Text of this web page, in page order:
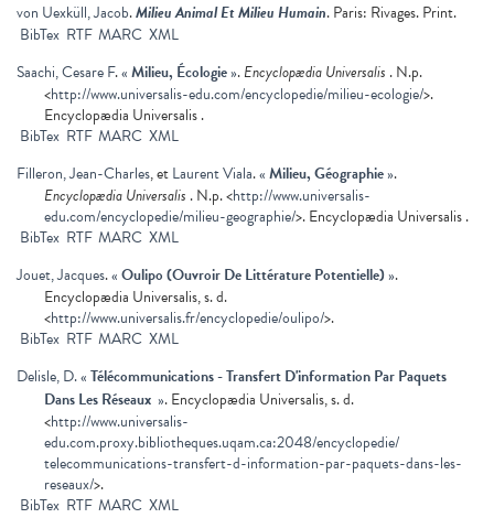
von Uexküll, Jacob.Milieu Animal Et Milieu Humain. Paris: Rivages. Print.
BibTex RTF MARC XML
Saachi, Cesare F.«Milieu, Écologie».Encyclopædia Universalis . N.p.
<http://www.universalis-edu.com/encyclopedie/milieu-ecologie/>.
Encyclopædia Universalis .
BibTex RTF MARC XML
Filleron, Jean-Charles, etLaurent Viala.«Milieu, Géographie».
Encyclopædia Universalis . N.p. <http://www.universalis-
edu.com/encyclopedie/milieu-geographie/>. Encyclopædia Universalis .
BibTex RTF MARC XML
Jouet, Jacques.«Oulipo (Ouvroir De Littérature Potentielle)».
Encyclopædia Universalis, s. d.
<http://www.universalis.fr/encyclopedie/oulipo/>.
BibTex RTF MARC XML
Delisle, D.«Télécommunications - Transfert D'information Par Paquets
Dans Les Réseaux ». Encyclopædia Universalis, s. d.
<http://www.universalis-
edu.com.proxy.bibliotheques.uqam.ca:2048/encyclopedie/
telecommunications-transfert-d-information-par-paquets-dans-les-
reseaux/>.
BibTex RTF MARC XML